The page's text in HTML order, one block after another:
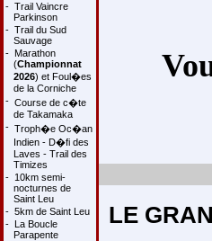
- Trail Vaincre
Parkinson
- Trail du Sud
Sauvage
- Marathon
(Championnat
2026) et Foul�es
de la Corniche
- Course de c�te
de Takamaka
- Troph�e Oc�an
Indien - D�fi des
Laves - Trail des
Timizes
- 10km semi-
nocturnes de
Saint Leu
- 5km de Saint Leu
- La Boucle
Parapente
LE